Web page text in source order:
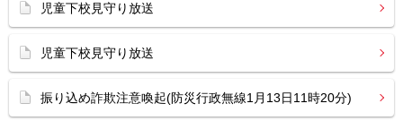
児童下校見守り放送
児童下校見守り放送
振り込め詐欺注意喚起(防災行政無線1月13日11時20分)